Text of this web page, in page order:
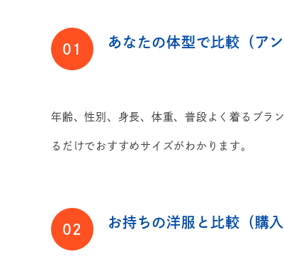
01 あなたの体型で比較（ア
年齢、性別、身長、体重、普段よく着るブラ
るだけでおすすめサイズがわかります。
02 お持ちの洋服と比較（購入